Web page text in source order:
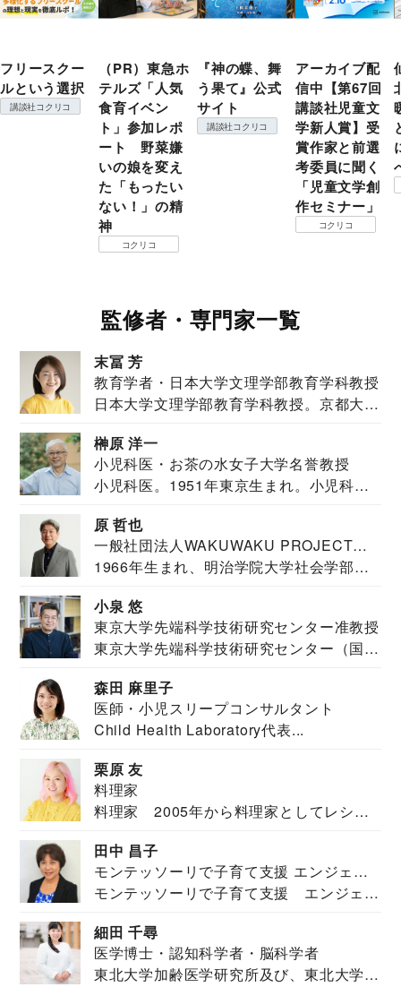
フリースクー
ルという選択
講談社コクリコ
（PR）東急ホ
テルズ「人気
食育イベン
ト」参加レポ
ート 野菜嫌
いの娘を変え
た「もったい
ない！」の精
神
コクリコ
『神の蝶、舞
う果て』公式
サイト
講談社コクリコ
アーカイブ配
信中【第67回
講談社児童文
学新人賞】受
賞作家と前選
考委員に聞く
「児童文学創
作セミナー」
コクリコ
監修者・専門家一覧
末冨 芳
教育学者・日本大学文理学部教育学科教授
日本大学文理学部教育学科教授。京都大学
榊原 洋一
小児科医・お茶の水女子大学名誉教授
小児科医。1951年東京生まれ。小児科
原 哲也
一般社団法人WAKUWAKU PROJECT
JAPAN代表・言語聴覚士・社会福祉士
1966年生まれ、明治学院大学社会学部福
小泉 悠
東京大学先端科学技術研究センター准教授
東京大学先端科学技術研究センター（国際
森田 麻里子
医師・小児スリープコンサルタント
Child Health Laboratory代表...
栗原 友
料理家
料理家 2005年から料理家としてレシピ
田中 昌子
モンテッソーリで子育て支援 エンジェル
ズハウス研究所所長
モンテッソーリで子育て支援 エンジェル
細田 千尋
医学博士・認知科学者・脳科学者
東北大学加齢医学研究所及び、東北大学大